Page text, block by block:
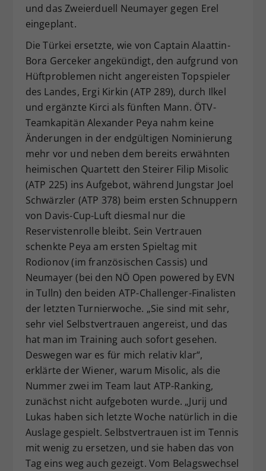
und das Zweierduell Neumayer gegen Erel
eingeplant.
Die Türkei ersetzte, wie von Captain Alaattin-
Bora Gerceker angekündigt, den aufgrund von
Hüftproblemen nicht angereisten Topspieler
des Landes, Ergi Kirkin (ATP 289), durch Ilkel
und ergänzte Kirci als fünften Mann. ÖTV-
Teamkapitän Alexander Peya nahm keine
Änderungen in der endgültigen Nominierung
mehr vor und neben dem bereits erwähnten
heimischen Quartett den Steirer Filip Misolic
(ATP 225) ins Aufgebot, während Jungstar Joel
Schwärzler (ATP 378) beim ersten Schnuppern
von Davis-Cup-Luft diesmal nur die
Reservistenrolle bleibt. Sein Vertrauen
schenkte Peya am ersten Spieltag mit
Rodionov (im französischen Cassis) und
Neumayer (bei den NÖ Open powered by EVN
in Tulln) den beiden ATP-Challenger-Finalisten
der letzten Turnierwoche. „Sie sind mit sehr,
sehr viel Selbstvertrauen angereist, und das
hat man im Training auch sofort gesehen.
Deswegen war es für mich relativ klar“,
erklärte der Wiener, warum Misolic, als die
Nummer zwei im Team laut ATP-Ranking,
zunächst nicht aufgeboten wurde. „Jurij und
Lukas haben sich letzte Woche natürlich in die
Auslage gespielt. Selbstvertrauen ist im Tennis
mit wenig zu ersetzen, und sie haben das von
Tag eins weg auch gezeigt. Vom Belagswechsel